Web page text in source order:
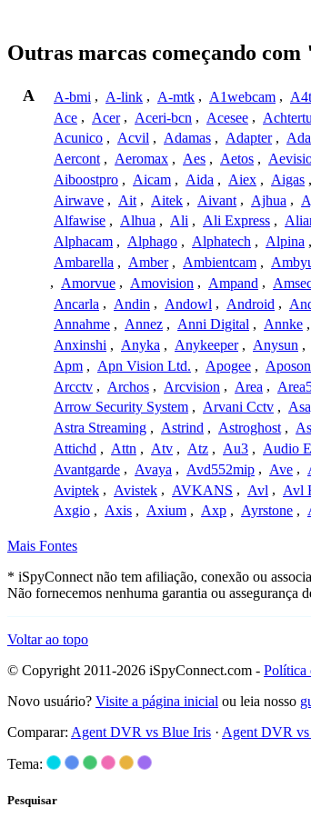
Outras marcas começando
A A-bmi , A-link , A-mtk , A1webcam ,
Ace , Acer , Aceri-bcn , Acesee ,
Acunico , Acvil , Adamas , Adapter ,
Aercont , Aeromax , Aes , Aetos ,
Aiboostpro , Aicam , Aida , Aiex , Aigas ,
Airwave , Ait , Aitek , Aivant , Ajhua ,
Alfawise , Alhua , Ali , Ali Express ,
Alphacam , Alphago , Alphatech , Alpina ,
Ambarella , Amber , Ambientcam ,
, Amorvue , Amovision , Ampand ,
Ancarla , Andin , Andowl , Android ,
Annahme , Annez , Anni Digital , Annke ,
Anxinshi , Anyka , Anykeeper , Anysun ,
Apm , Apn Vision Ltd. , Apogee ,
Arcctv , Archos , Arcvision , Area ,
Arrow Security System , Arvani Cctv ,
Astra Streaming , Astrind , Astroghost ,
Attichd , Attn , Atv , Atz , Au3 , Audio
Avantgarde , Avaya , Avd552mip , Ave ,
Aviptek , Avistek , AVKANS , Avl , Avl
Axgio , Axis , Axium , Axp , Ayrstone ,
Mais Fontes
* iSpyConnect não tem afiliação, conexão ou
Não fornecemos nenhuma garantia ou assegurança
Voltar ao topo
© Copyright 2011-2026 iSpyConnect.com - Política
Novo usuário? Visite a página inicial ou leia nosso
Comparar: Agent DVR vs Blue Iris · Agent DVR vs
Tema:
Pesquisar